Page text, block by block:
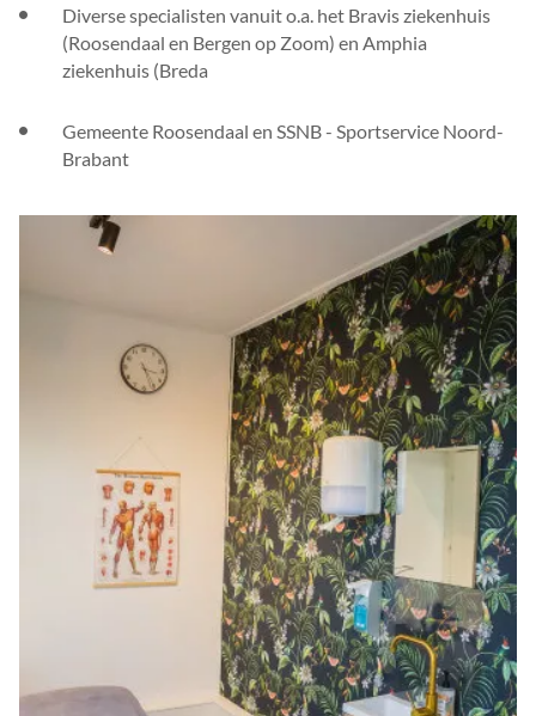
Diverse specialisten vanuit o.a. het Bravis ziekenhuis
(Roosendaal en Bergen op Zoom) en Amphia
ziekenhuis (Breda
Gemeente Roosendaal en SSNB - Sportservice Noord-
Brabant